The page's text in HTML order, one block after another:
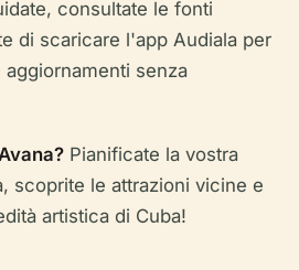
consultate le fonti
di scaricare l'app Audiala per
senza
Pianificate la vostra
scoprite le attrazioni vicine e
artistica di Cuba!